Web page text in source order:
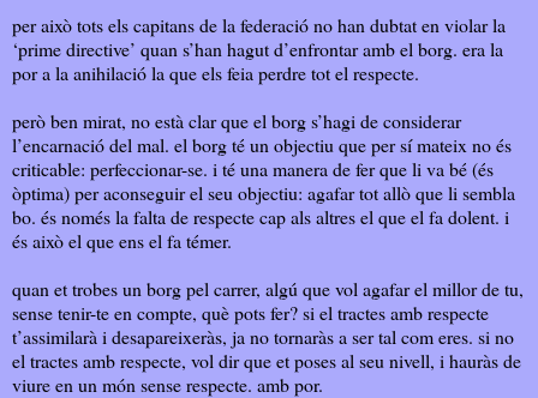
per això tots els capitans de la federació no han dubtat en violar la
‘prime directive’ quan s’han hagut d’enfrontar amb el borg. era la
por a la anihilació la que els feia perdre tot el respecte.
però ben mirat, no està clar que el borg s’hagi de considerar
l’encarnació del mal. el borg té un objectiu que per sí mateix no és
criticable: perfeccionar-se. i té una manera de fer que li va bé (és
òptima) per aconseguir el seu objectiu: agafar tot allò que li sembla
bo. és només la falta de respecte cap als altres el que el fa dolent. i
és això el que ens el fa témer.
quan et trobes un borg pel carrer, algú que vol agafar el millor de tu,
sense tenir-te en compte, què pots fer? si el tractes amb respecte
t’assimilarà i desapareixeràs, ja no tornaràs a ser tal com eres. si no
el tractes amb respecte, vol dir que et poses al seu nivell, i hauràs de
viure en un món sense respecte. amb por.